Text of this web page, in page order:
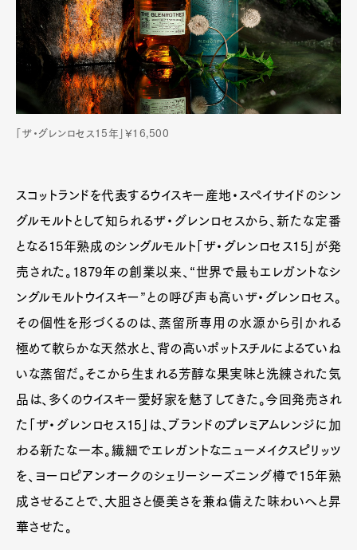
「ザ・グレンロセス15年」¥16,500
スコットランドを代表するウイスキー産地・スペイサイドのシン
グルモルトとして知られるザ・グレンロセスから、新たな定番
となる15年熟成のシングルモルト「ザ・グレンロセス15」が発
売された。1879年の創業以来、“世界で最もエレガントなシ
ングルモルトウイスキー”との呼び声も高いザ・グレンロセス。
その個性を形づくるのは、蒸留所専用の水源から引かれる
極めて軟らかな天然水と、背の高いポットスチルによるていね
いな蒸留だ。そこから生まれる芳醇な果実味と洗練された気
品は、多くのウイスキー愛好家を魅了してきた。今回発売され
た「ザ・グレンロセス15」は、ブランドのプレミアムレンジに加
わる新たな一本。繊細でエレガントなニューメイクスピリッツ
を、ヨーロピアンオークのシェリーシーズニング樽で15年熟
成させることで、大胆さと優美さを兼ね備えた味わいへと昇
華させた。